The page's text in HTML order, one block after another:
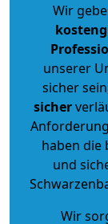
Wir
unserer
sicher
sicher
haben die
und
Wir